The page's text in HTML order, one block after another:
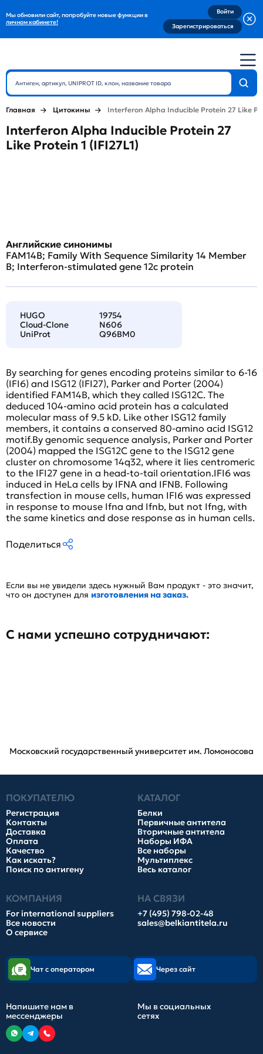
Мы обновили сайт, попробуйте новые функции в
личном кабинете!
Войти
Зарегистрироваться
Главная Цитокины Interferon Alpha Inducible Protein 27 Like
Interferon Alpha Inducible Protein 27
Like Protein 1 (IFI27L1)
Английские синонимы
FAM14B; Family With Sequence Similarity 14 Member
B; Interferon-stimulated gene 12c protein
HUGO
19754
Cloud-Clone
N606
UniProt
Q96BM0
By searching for genes encoding proteins similar to 6-16
(IFI6) and ISG12 (IFI27), Parker and Porter (2004)
identified FAM14B, which they called ISG12C. The
deduced 104-amino acid protein has a calculated
molecular mass of 9.5 kD. Like other ISG12 family
members, it contains a conserved 80-amino acid ISG12
motif.By genomic sequence analysis, Parker and Porter
(2004) mapped the ISG12C gene to the ISG12 gene
cluster on chromosome 14q32, where it lies centromeric
to the IFI27 gene in a head-to-tail orientation.IFI6 was
induced in HeLa cells by IFNA and IFNB. Following
transfection in mouse cells, human IFI6 was expressed
in response to mouse Ifna and Ifnb, but not Ifng, with
the same kinetics and dose response as in human cells.
Поделиться
Если вы не увидели здесь нужный Вам продукт - это значит,
что он доступен для изготовления на заказ.
С нами успешно сотрудничают:
Московский государственный университет им. Ломоносова
ПОКУПАТЕЛЮ
Регистрация
Контакты
Доставка
Оплата
Качество
Как искать?
Поиск по антигену
КАТАЛОГ
Белки
Первичные антитела
Вторичные антитела
Наборы ИФА
Все наборы
Мультиплекс
Весь каталог
КОМПАНИЯ
For international suppliers
Все новости
О сервисе
НА СВЯЗИ
+7 (495) 798-02-48
sales@belkiantitela.ru
Чат с оператором Через сайт
Напишите нам в
мессенджеры
Мы в социальных
сетях